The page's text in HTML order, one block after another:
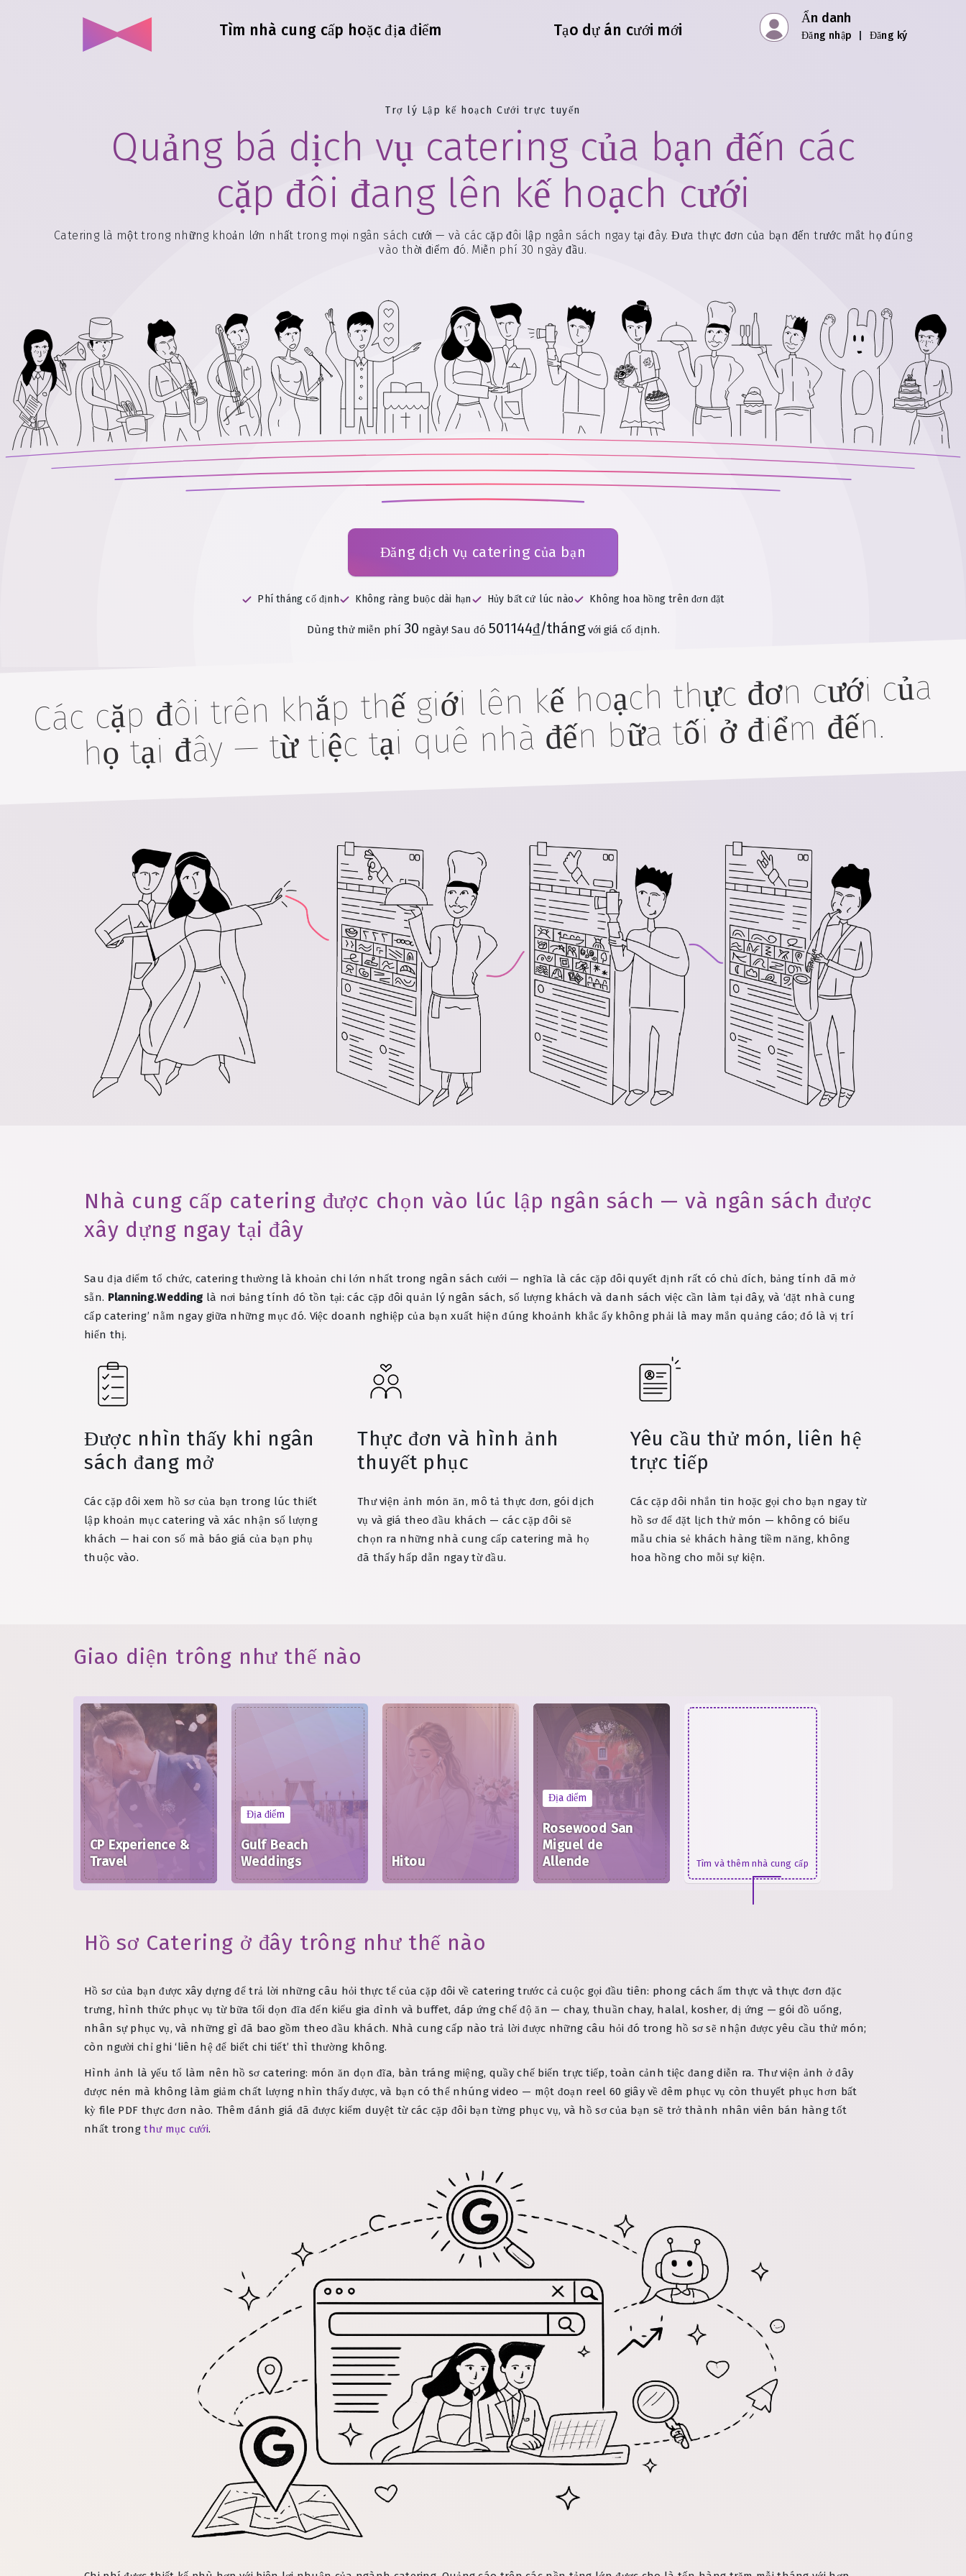
Tìm nhà cung cấp hoặc địa điểm Tạo dự án cưới mới
Ẩn danh
Đăng nhập Đăng ký
Trợ lý Lập kế hoạch Cưới trực tuyến
Quảng bá dịch vụ catering của bạn đến các
cặp đôi đang lên kế hoạch cưới
Catering là một trong những khoản lớn nhất trong mọi ngân sách cưới — và các cặp đôi lập ngân sách ngay tại đây. Đưa thực đơn của bạn đến trước mắt họ đúng
vào thời điểm đó. Miễn phí 30 ngày đầu.
Đăng dịch vụ catering của bạn
Phí tháng cố định Không ràng buộc dài hạn Hủy bất cứ lúc nào Không hoa hồng trên đơn đặt
Dùng thử miễn phí 30 ngày! Sau đó 501144₫/thángvới giá cố định.
Các cặp đôi trên khắp thế giới lên kế hoạch thực đơn cưới của
họ tại đây — từ tiệc tại quê nhà đến bữa tối ở điểm đến.
Nhà cung cấp catering được chọn vào lúc lập ngân sách — và ngân sách được
xây dựng ngay tại đây
Sau địa điểm tổ chức, catering thường là khoản chi lớn nhất trong ngân sách cưới — nghĩa là các cặp đôi quyết định rất có chủ đích, bảng tính đã mở
sẵn. Planning.Wedding là nơi bảng tính đó tồn tại: các cặp đôi quản lý ngân sách, số lượng khách và danh sách việc cần làm tại đây, và ‘đặt nhà cung
cấp catering’ nằm ngay giữa những mục đó. Việc doanh nghiệp của bạn xuất hiện đúng khoảnh khắc ấy không phải là may mắn quảng cáo; đó là vị trí
hiển thị.
Được nhìn thấy khi ngân
sách đang mở
Các cặp đôi xem hồ sơ của bạn trong lúc thiết
lập khoản mục catering và xác nhận số lượng
khách — hai con số mà báo giá của bạn phụ
thuộc vào.
Thực đơn và hình ảnh
thuyết phục
Thư viện ảnh món ăn, mô tả thực đơn, gói dịch
vụ và giá theo đầu khách — các cặp đôi sẽ
chọn ra những nhà cung cấp catering mà họ
đã thấy hấp dẫn ngay từ đầu.
Yêu cầu thử món, liên hệ
trực tiếp
Các cặp đôi nhắn tin hoặc gọi cho bạn ngay từ
hồ sơ để đặt lịch thử món — không có biểu
mẫu chia sẻ khách hàng tiềm năng, không
hoa hồng cho mỗi sự kiện.
Giao diện trông như thế nào
CP Experience &
Travel
Địa điểm
Gulf Beach
Weddings
Hitou
Địa điểm
Rosewood San
Miguel de
Allende
Tìm và thêm nhà cung cấp
Hồ sơ Catering ở đây trông như thế nào
Hồ sơ của bạn được xây dựng để trả lời những câu hỏi thực tế của cặp đôi về catering trước cả cuộc gọi đầu tiên: phong cách ẩm thực và thực đơn đặc
trưng, hình thức phục vụ từ bữa tối dọn đĩa đến kiểu gia đình và buffet, đáp ứng chế độ ăn — chay, thuần chay, halal, kosher, dị ứng — gói đồ uống,
nhân sự phục vụ, và những gì đã bao gồm theo đầu khách. Nhà cung cấp nào trả lời được những câu hỏi đó trong hồ sơ sẽ nhận được yêu cầu thử món;
còn người chỉ ghi ‘liên hệ để biết chi tiết’ thì thường không.
Hình ảnh là yếu tố làm nên hồ sơ catering: món ăn dọn đĩa, bàn tráng miệng, quầy chế biến trực tiếp, toàn cảnh tiệc đang diễn ra. Thư viện ảnh ở đây
được nén mà không làm giảm chất lượng nhìn thấy được, và bạn có thể nhúng video — một đoạn reel 60 giây về đêm phục vụ còn thuyết phục hơn bất
kỳ file PDF thực đơn nào. Thêm đánh giá đã được kiểm duyệt từ các cặp đôi bạn từng phục vụ, và hồ sơ của bạn sẽ trở thành nhân viên bán hàng tốt
nhất trongthư mục cưới.